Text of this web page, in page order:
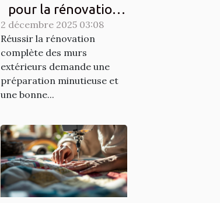
pour la rénovation
complète des murs
extérieurs
2 décembre 2025 03:08
Réussir la rénovation
complète des murs
extérieurs demande une
préparation minutieuse et
une bonne...